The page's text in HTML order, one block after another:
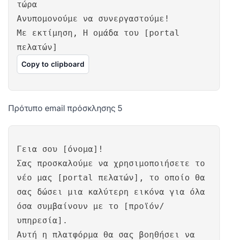
τώρα
Ανυπομονούμε να συνεργαστούμε!
Με εκτίμηση, Η ομάδα του [portal
πελατών]
Copy to clipboard
Πρότυπο email πρόσκλησης 5
Γεια σου [όνομα]!
Σας προσκαλούμε να χρησιμοποιήσετε το
νέο μας [portal πελατών], το οποίο θα
σας δώσει μια καλύτερη εικόνα για όλα
όσα συμβαίνουν με το [προϊόν/
υπηρεσία].
Αυτή η πλατφόρμα θα σας βοηθήσει να